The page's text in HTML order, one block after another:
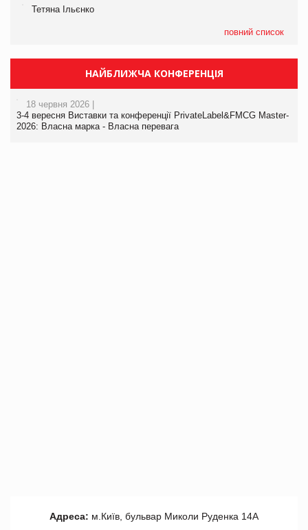
Тетяна Ільєнко
повний список
НАЙБЛИЖЧА КОНФЕРЕНЦІЯ
18 червня 2026 |
3-4 вересня Виставки та конференції PrivateLabel&FMCG Master-
2026: Власна марка - Власна перевага
Адреса: м.Київ, бульвар Миколи Руденка 14А